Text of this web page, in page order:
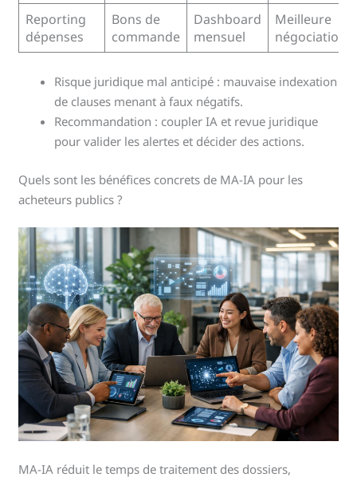
Reporting
dépenses
Bons de
commande
Dashboard
mensuel
Meilleure
négociation
Risque juridique mal anticipé : mauvaise indexation
de clauses menant à faux négatifs.
Recommandation : coupler IA et revue juridique
pour valider les alertes et décider des actions.
Quels sont les bénéfices concrets de MA-IA pour les
acheteurs publics ?
MA-IA réduit le temps de traitement des dossiers,